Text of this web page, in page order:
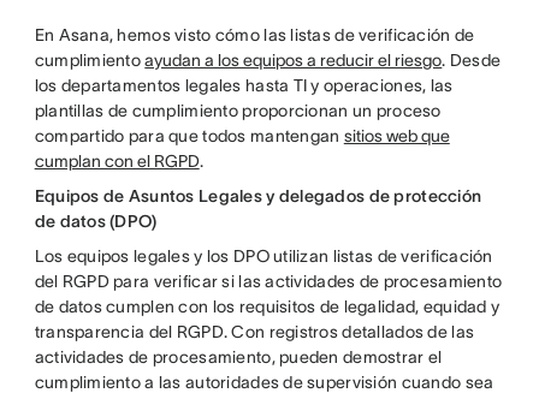
En Asana, hemos visto cómo las listas de verificación de
cumplimientoayudan a los equipos a reducir el riesgo. Desde
los departamentos legales hasta TI y operaciones, las
plantillas de cumplimiento proporcionan un proceso
compartido para que todos mantengan sitios web que
cumplan con el RGPD.
Equipos de Asuntos Legales y delegados de protección
de datos (DPO)
Los equipos legales y los DPO utilizan listas de verificación
del RGPD para verificar si las actividades de procesamiento
de datos cumplen con los requisitos de legalidad, equidad y
transparencia del RGPD. Con registros detallados de las
actividades de procesamiento, pueden demostrar el
cumplimiento a las autoridades de supervisión cuando sea